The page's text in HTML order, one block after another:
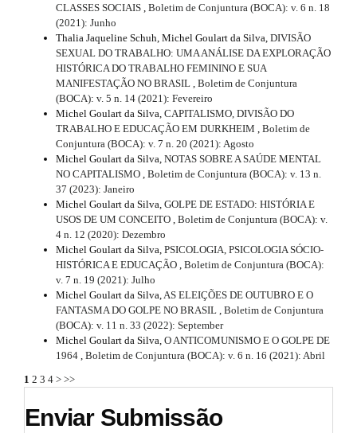
CLASSES SOCIAIS , Boletim de Conjuntura (BOCA): v. 6 n. 18
(2021): Junho
Thalia Jaqueline Schuh, Michel Goulart da Silva, DIVISÃO
SEXUAL DO TRABALHO: UMA ANÁLISE DA EXPLORAÇÃO
HISTÓRICA DO TRABALHO FEMININO E SUA
MANIFESTAÇÃO NO BRASIL , Boletim de Conjuntura
(BOCA): v. 5 n. 14 (2021): Fevereiro
Michel Goulart da Silva, CAPITALISMO, DIVISÃO DO
TRABALHO E EDUCAÇÃO EM DURKHEIM , Boletim de
Conjuntura (BOCA): v. 7 n. 20 (2021): Agosto
Michel Goulart da Silva, NOTAS SOBRE A SAÚDE MENTAL
NO CAPITALISMO , Boletim de Conjuntura (BOCA): v. 13 n.
37 (2023): Janeiro
Michel Goulart da Silva, GOLPE DE ESTADO: HISTÓRIA E
USOS DE UM CONCEITO , Boletim de Conjuntura (BOCA): v.
4 n. 12 (2020): Dezembro
Michel Goulart da Silva, PSICOLOGIA, PSICOLOGIA SÓCIO-
HISTÓRICA E EDUCAÇÃO , Boletim de Conjuntura (BOCA):
v. 7 n. 19 (2021): Julho
Michel Goulart da Silva,AS ELEIÇÕES DE OUTUBRO E O
FANTASMA DO GOLPE NO BRASIL , Boletim de Conjuntura
(BOCA): v. 11 n. 33 (2022): September
Michel Goulart da Silva, O ANTICOMUNISMO E O GOLPE DE
1964 , Boletim de Conjuntura (BOCA): v. 6 n. 16 (2021): Abril
1 2 3 4 > >>
Enviar Submissão